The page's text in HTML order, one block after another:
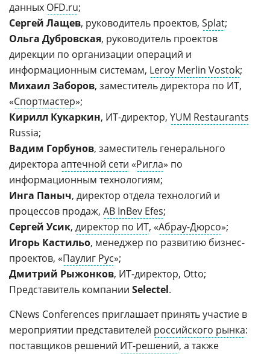
данных OFD.ru;
Сергей Лащев, руководитель проектов, Splat;
Ольга Дубровская, руководитель проектов
дирекции по организации операций и
информационным системам, Leroy Merlin Vostok;
Михаил Заборов, заместитель директора по ИТ,
«Спортмастер»;
Кирилл Кукаркин, ИТ-директор, YUM Restaurants
Russia;
Вадим Горбунов, заместитель генерального
директора аптечной сети «Ригла» по
информационным технологиям;
Инга Паныч, директор отдела технологий и
процессов продаж, AB InBev Efes;
Сергей Усик, директор по ИТ, «Абрау-Дюрсо»;
Игорь Кастильо, менеджер по развитию бизнес-
проектов, «Паулиг Рус»;
Дмитрий Рыжонков, ИТ-директор, Otto;
Представитель компании Selectel.
CNews Conferences приглашает принять участие в
мероприятии представителей российского рынка:
поставщиков решений ИТ-решений, а также